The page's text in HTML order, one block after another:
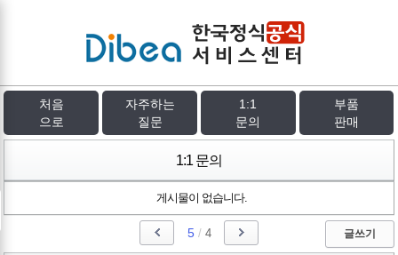
처음
으로
자주하는
질문
1:1
문의
부품
판매
1:1 문의
게시물이 없습니다.
5 /4 글쓰기